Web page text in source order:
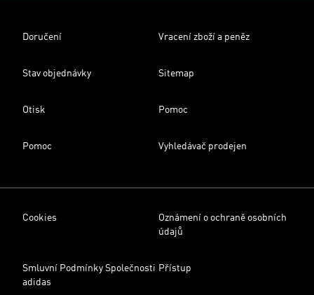
Doručení Vracení zboží a peněz
Stav objednávky Sitemap
Otisk Pomoc
Pomoc Vyhledávač prodejen
Cookies
Oznámení o ochraně osobních
údajů
Smluvní Podmínky Společnosti
adidas
Přístup